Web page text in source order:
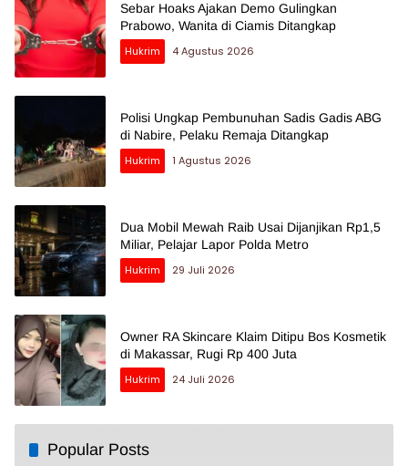
Sebar Hoaks Ajakan Demo Gulingkan
Prabowo, Wanita di Ciamis Ditangkap
Hukrim
4 Agustus 2026
Polisi Ungkap Pembunuhan Sadis Gadis ABG
di Nabire, Pelaku Remaja Ditangkap
Hukrim
1 Agustus 2026
Dua Mobil Mewah Raib Usai Dijanjikan Rp1,5
Miliar, Pelajar Lapor Polda Metro
Hukrim
29 Juli 2026
Owner RA Skincare Klaim Ditipu Bos Kosmetik
di Makassar, Rugi Rp 400 Juta
Hukrim
24 Juli 2026
Popular Posts